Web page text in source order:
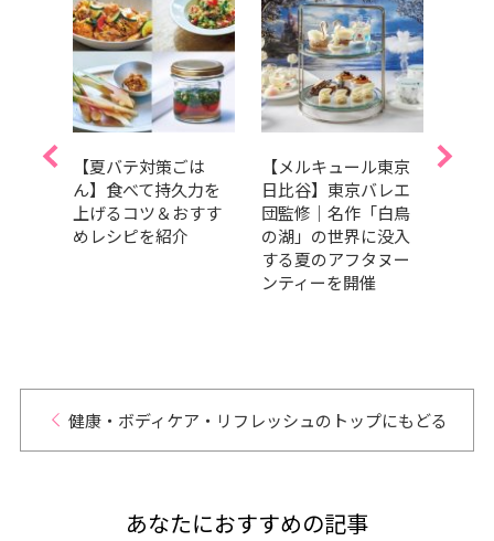
【夏バテ対策ごは
ん】食べて持久力を
上げるコツ＆おすす
めレシピを紹介
【メルキュール東京
日比谷】東京バレエ
団監修｜名作「白鳥
の湖」の世界に没入
する夏のアフタヌー
ンティーを開催
【食
健康・ボディケア・リフレッシュのトップにもどる
あなたにおすすめの記事